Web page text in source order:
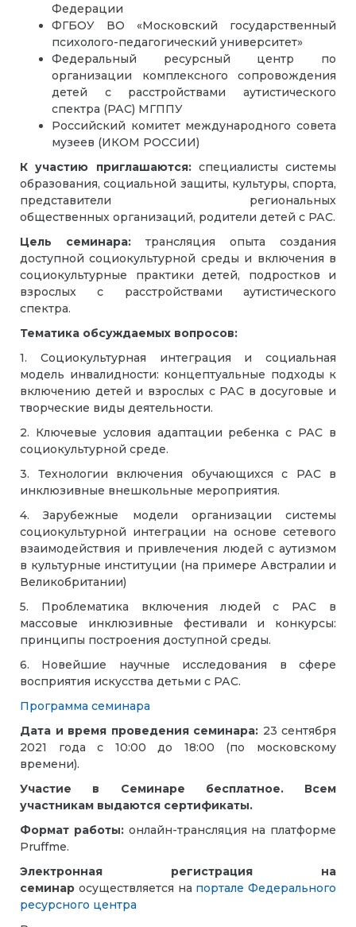
Федерации
ФГБОУ ВО «Московский государственный
психолого-педагогический университет»
Федеральный ресурсный центр по
организации комплексного сопровождения
детей с расстройствами аутистического
спектра (РАС) МГППУ
Российский комитет международного совета
музеев (ИКОМ РОССИИ)
К участию приглашаются: специалисты системы
образования, социальной защиты, культуры, спорта,
представители региональных
общественных организаций, родители детей с РАС.
Цель семинара:
трансляция опыта создания
доступной социокультурной среды и включения в
социокультурные практики детей, подростков и
взрослых с расстройствами аутистического
спектра.
Тематика обсуждаемых вопросов:
1. Социокультурная интеграция и социальная
модель инвалидности: концептуальные подходы к
включению детей и взрослых с РАС в досуговые и
творческие виды деятельности.
2. Ключевые условия адаптации ребенка с РАС в
социокультурной среде.
3. Технологии включения обучающихся с РАС в
инклюзивные внешкольные мероприятия.
4. Зарубежные модели организации системы
социокультурной интеграции на основе сетевого
взаимодействия и привлечения людей с аутизмом
в культурные институции (на примере Австралии и
Великобритании)
5. Проблематика включения людей с РАС в
массовые инклюзивные фестивали и конкурсы:
принципы построения доступной среды.
6. Новейшие научные исследования в сфере
восприятия искусства детьми с РАС.
Программа семинара
Дата и время проведения семинара: 23 сентября
2021 года с 10:00 до 18:00 (по московскому
времени).
Участие в Семинаре бесплатное. Всем
участникам выдаются сертификаты.
Формат работы: онлайн-трансляция на платформе
Pruffme.
Электронная регистрация на
семинар осуществляется на портале Федерального
ресурсного центра